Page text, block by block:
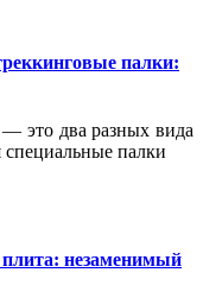
палки:
— это два разных вида
специальные палки
плита: незаменимый